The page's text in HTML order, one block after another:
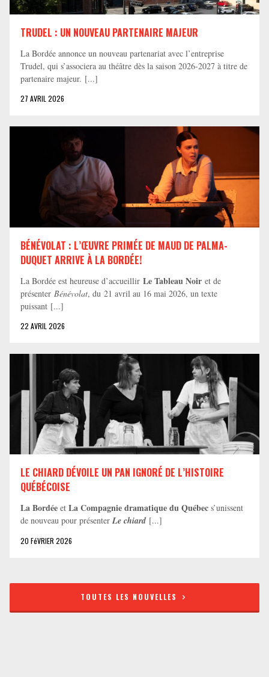
TRUDEL : UN NOUVEAU PARTENAIRE MAJEUR
La Bordée annonce un nouveau partenariat avec l’entreprise
Trudel, qui s’associera au théâtre dès la saison 2026-2027 à titre de
partenaire majeur. [...]
27 AVRIL 2026
BÉNÉVOLAT : L’ŒUVRE PRIMÉE DE MAUD DE PALMA-
DUQUET ARRIVE À LA BORDÉE!
La Bordée est heureuse d’accueillir Le Tableau Noir et de
présenter Bénévolat, du 21 avril au 16 mai 2026, un texte
puissant [...]
22 AVRIL 2026
LE CHIARD DÉVOILE UN PAN IGNORÉ DE L’HISTOIRE
QUÉBÉCOISE
La Bordée et La Compagnie dramatique du Québec s’unissent
de nouveau pour présenter Le chiard [...]
20 FéVRIER 2026
TOUTES LES NOUVELLES